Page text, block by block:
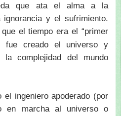
que ata el alma a la
y el sufrimiento.
el tiempo era el “primer
fue creado el universo y
la complejidad del mundo
el ingeniero apoderado (por
en marcha al universo o